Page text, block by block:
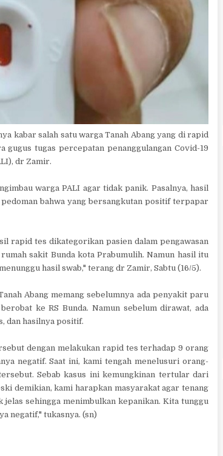
kabar salah satu warga Tanah Abang yang di rapid
tugas percepatan penanggulangan Covid-19
dr Zamir.
warga PALI agar tidak panik. Pasalnya, hasil
bahwa yang bersangkutan positif terpapar
rapid tes dikategorikan pasien dalam pengawasan
sakit Bunda kota Prabumulih. Namun hasil itu
hasil swab," terang dr Zamir, Sabtu (16/5).
Abang memang sebelumnya ada penyakit paru
ke RS Bunda. Namun sebelum dirawat, ada
dan hasilnya positif.
dengan melakukan rapid tes terhadap 9 orang
negatif. Saat ini, kami tengah menelusuri orang-
Sebab kasus ini kemungkinan tertular dari
demikian, kami harapkan masyarakat agar tenang
sehingga menimbulkan kepanikan. Kita tunggu
negatif," tukasnya. (sn)